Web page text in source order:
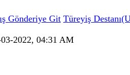
Türeyiş
2022, 04:31 AM